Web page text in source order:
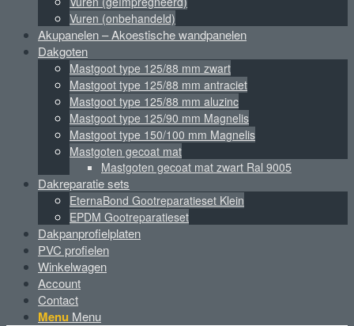
Vuren (onbehandeld)
Akupanelen – Akoestische wandpanelen
Dakgoten
Mastgoot type 125/88 mm zwart
Mastgoot type 125/88 mm antraciet
Mastgoot type 125/88 mm aluzinc
Mastgoot type 125/90 mm Magnelis
Mastgoot type 150/100 mm Magnelis
Mastgoten gecoat mat
Mastgoten gecoat mat zwart Ral 9005
Dakreparatie sets
EternaBond Gootreparatieset Klein
EPDM Gootreparatieset
Dakpanprofielplaten
PVC profielen
Winkelwagen
Account
Contact
Menu Menu